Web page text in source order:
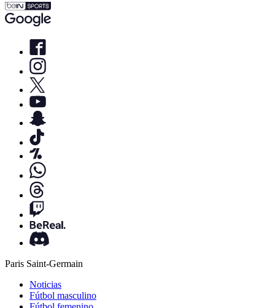
Paris Saint-Germain
Noticias
Fútbol masculino